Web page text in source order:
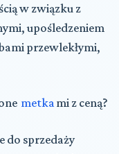
w związku z
upośledzeniem
przewlekłymi,
metka mi z ceną?
do sprzedaży